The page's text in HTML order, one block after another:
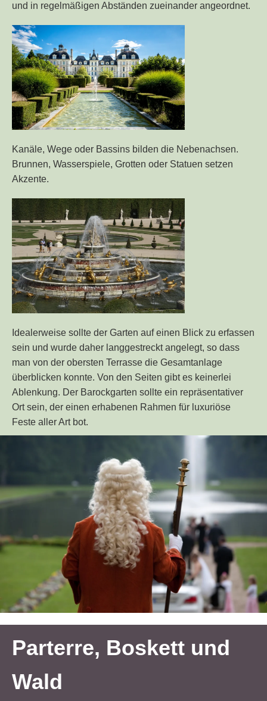
und in regelmäßigen Abständen zueinander angeordnet.
Kanäle, Wege oder Bassins bilden die Nebenachsen.
Brunnen, Wasserspiele, Grotten oder Statuen setzen
Akzente.
Idealerweise sollte der Garten auf einen Blick zu erfassen
sein und wurde daher langgestreckt angelegt, so dass
man von der obersten Terrasse die Gesamtanlage
überblicken konnte. Von den Seiten gibt es keinerlei
Ablenkung. Der Barockgarten sollte ein repräsentativer
Ortsein, der einen erhabenen Rahmen für luxuriöse
Feste aller Art bot.
Parterre, Boskett und
Wald